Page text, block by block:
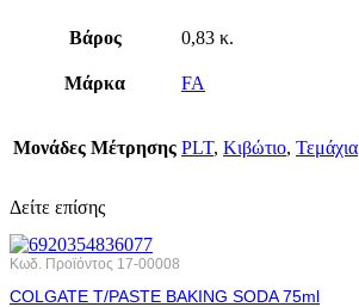
Βάρος 0,83 κ.
Μάρκα FA
Μονάδες Μέτρησης PLT, Κιβώτιο, Τεμάχια
Δείτε επίσης
Κωδ. Προϊόντος 17-00008
COLGATE T/PASTE BAKING SODA 75ml